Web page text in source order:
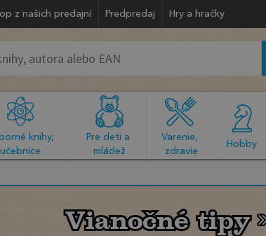
z našich predajní Predpredaj Hry a hračky
knihy,
učebnice
Pre deti a
mládež
Varenie,
zdravie
Hobby
Vianočné tipy
Vianočné tipy